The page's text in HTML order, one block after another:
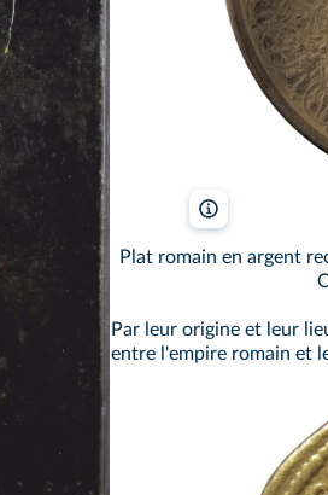
Plat romain en argent
Par leur origine et leur
entre l'empire romain et